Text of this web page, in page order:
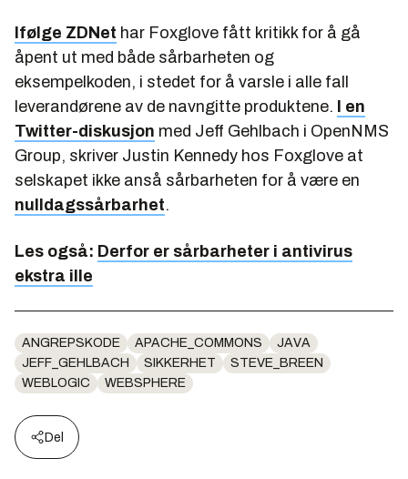
Ifølge ZDNet har Foxglove fått kritikk for å gå
åpent ut med både sårbarheten og
eksempelkoden, i stedet for å varsle i alle fall
leverandørene av de navngitte produktene.
I en
Twitter-diskusjon med Jeff Gehlbach i OpenNMS
Group, skriver Justin Kennedy hos Foxglove at
selskapet ikke anså sårbarheten for å være en
nulldagssårbarhet.
Les også: Derfor er sårbarheter i antivirus
ekstra ille
ANGREPSKODE APACHE_COMMONS
JAVA
JEFF_GEHLBACH
SIKKERHET
STEVE_BREEN
WEBLOGIC
WEBSPHERE
Del